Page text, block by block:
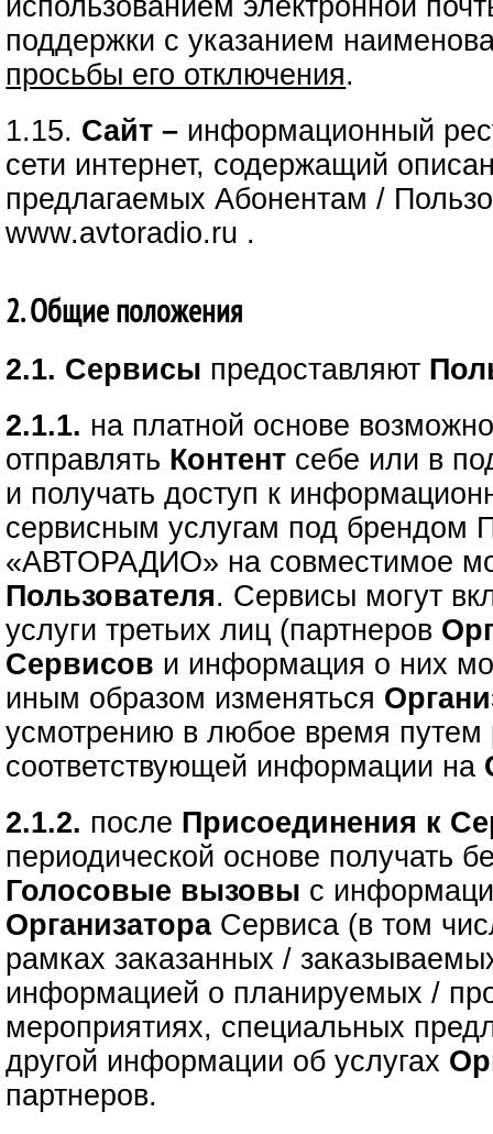
использованием электронной
поддержки с указанием
просьбы его отключения.
1.15. Сайт – информационный
сети интернет, содержащий
предлагаемых Абонентам /
www.avtoradio.ru .
2. Общие положения
2.1. Сервисы предоставляют
2.1.1. на платной основе
отправлять Контент себе или в
и получать доступ к
сервисным услугам под брендом
«АВТОРАДИО» на совместимое
Пользователя. Сервисы могут
услуги третьих лиц (партнеров
Сервисов и информация о них
иным образом изменяться
усмотрению в любое время
соответствующей информации на
2.1.2. после Присоединения к
периодической основе получать
Голосовые вызовы с
Организатора Сервиса (в том
рамках заказанных /
информацией о планируемых /
мероприятиях, специальных
другой информации об услугах
партнеров.